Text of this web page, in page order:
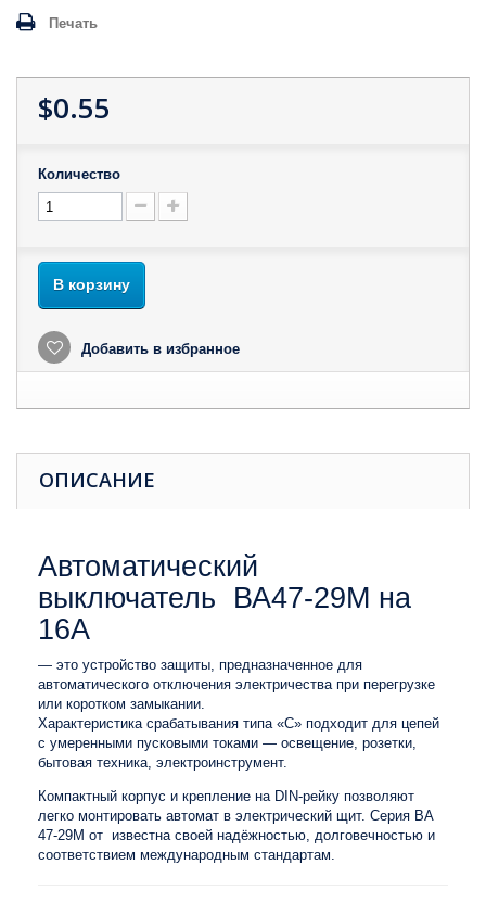
Печать
$0.55
Количество
В корзину
Добавить в избранное
ОПИСАНИЕ
Автоматический
выключатель ВА47-29M на
16А
— это устройство защиты, предназначенное для
автоматического отключения электричества при перегрузке
или коротком замыкании.
Характеристика срабатывания типа «C» подходит для цепей
с умеренными пусковыми токами — освещение, розетки,
бытовая техника, электроинструмент.
Компактный корпус и крепление на DIN-рейку позволяют
легко монтировать автомат в электрический щит. Серия ВА
47-29M от известна своей надёжностью, долговечностью и
соответствием международным стандартам.